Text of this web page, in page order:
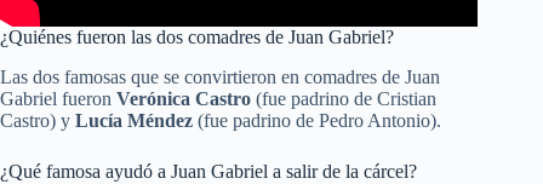
¿Quiénes fueron las dos comadres de Juan Gabriel?
Las dos famosas que se convirtieron en comadres de Juan
Gabriel fueron Verónica Castro (fue padrino de Cristian
Castro) y Lucía Méndez (fue padrino de Pedro Antonio).
¿Qué famosa ayudó a Juan Gabriel a salir de la cárcel?